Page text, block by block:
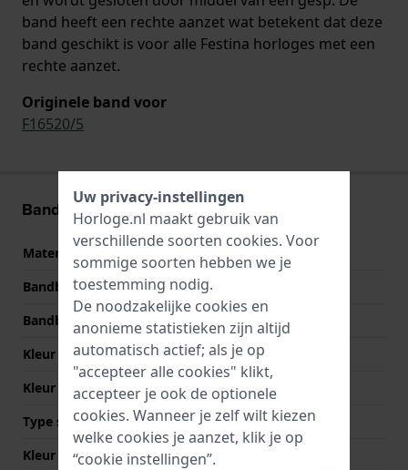
band heeft een rechte aanzet wat betekent dat deze
band geschikt is voor alle Festina horloges met een
rechte aanzet.
Originele band voor
F16520/5
Band informatie
Materiaal Band
Bandbreedte
21 mm
Bandbreedte bij sluiting
19 mm
Kleur Band
Bruin
Kleur stiksel
Bruin
Type sluiting
Gesp
Kleur sluiting
Zilver
Uw privacy-instellingen
Horloge.nl maakt gebruik van
verschillende soorten cookies. Voor
sommige soorten hebben we je
toestemming nodig.
De noodzakelijke cookies en
anonieme statistieken zijn altijd
automatisch actief; als je op
"accepteer alle cookies" klikt,
accepteer je ook de optionele
cookies. Wanneer je zelf wilt kiezen
welke cookies je aanzet, klik je op
“cookie instellingen”.